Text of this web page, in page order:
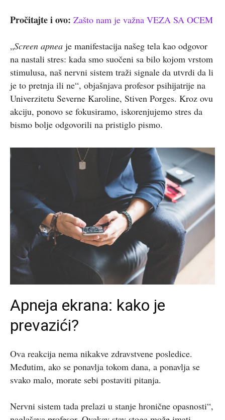
Pročitajte i ovo: Zašto nam je važna VEZA SA OCEM
„Screen apnea je manifestacija našeg tela kao odgovor
na nastali stres: kada smo suočeni sa bilo kojom vrstom
stimulusa, naš nervni sistem traži signale da utvrdi da li
je to pretnja ili ne“, objašnjava profesor psihijatrije na
Univerzitetu Severne Karoline, Stiven Porges. Kroz ovu
akciju, ponovo se fokusiramo, iskorenjujemo stres da
bismo bolje odgovorili na pristiglo pismo.
Apneja ekrana: kako je
prevazići?
Ova reakcija nema nikakve zdravstvene posledice.
Međutim, ako se ponavlja tokom dana, a ponavlja se
svako malo, morate sebi postaviti pitanja.
Nervni sistem tada prelazi u stanje hronične opasnosti“,